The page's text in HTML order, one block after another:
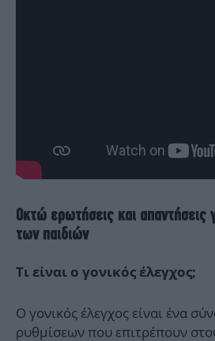
Οκτώ ερωτήσεις και απαντήσεις
των παιδιών
Τι είναι ο γονικός έλεγχος;
Ο γονικός έλεγχος είναι ένα
ρυθμίσεων που επιτρέπουν